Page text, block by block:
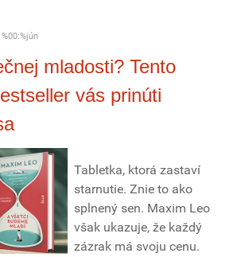
mladosti? Tento
vás prinúti
Tabletka, ktorá zastaví
starnutie. Znie to ako
splnený sen. Maxim Leo
však ukazuje, že každý
zázrak má svoju cenu.